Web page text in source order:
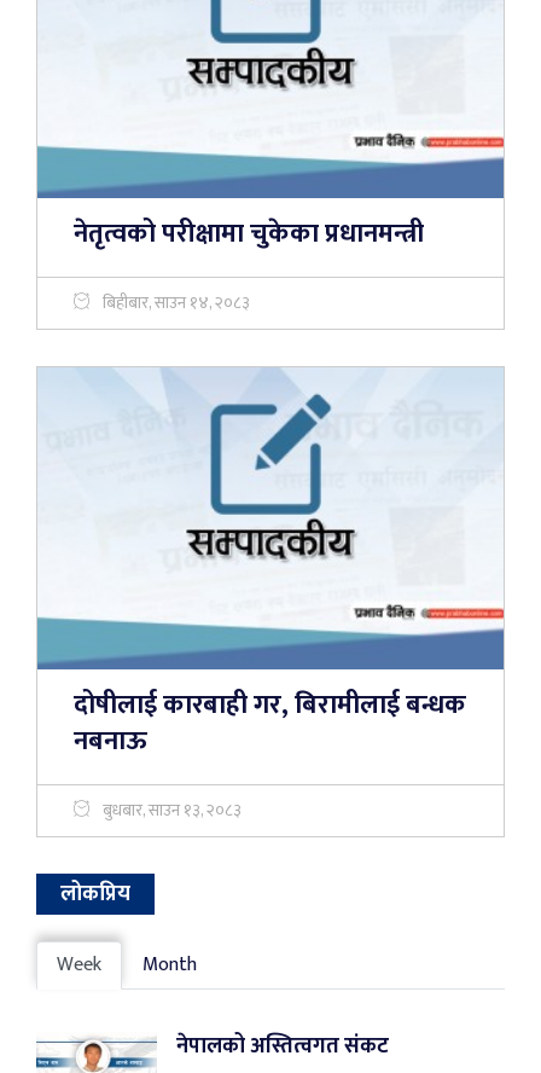
नेतृत्वको परीक्षामा चुकेका प्रधानमन्त्री
बिहीबार, साउन १४, २०८३
दोषीलाई कारबाही गर, बिरामीलाई बन्धक
नबनाऊ
बुधबार, साउन १३, २०८३
लोकप्रिय
Week Month
नेपालको अस्तित्वगत संकट